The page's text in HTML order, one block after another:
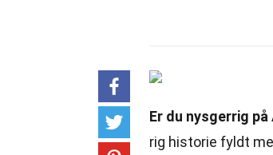
Er du nysgerrig på
rig historie fyldt